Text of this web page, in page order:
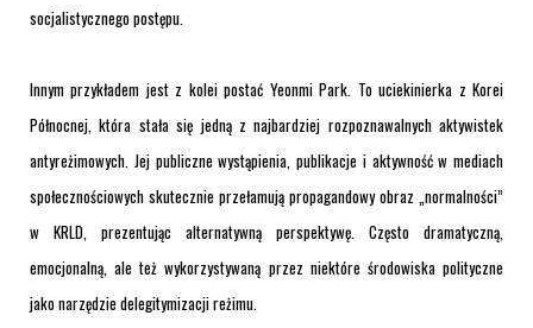
socjalistycznego postępu.
Innym przykładem jest z kolei postać Yeonmi Park. To uciekinierka z Korei
Północnej, która stała się jedną z najbardziej rozpoznawalnych aktywistek
antyreżimowych. Jej publiczne wystąpienia, publikacje i aktywność w mediach
społecznościowych skutecznie przełamują propagandowy obraz „normalności”
w KRLD, prezentując alternatywną perspektywę. Często dramatyczną,
emocjonalną, ale też wykorzystywaną przez niektóre środowiska polityczne
jako narzędzie delegitymizacji reżimu.